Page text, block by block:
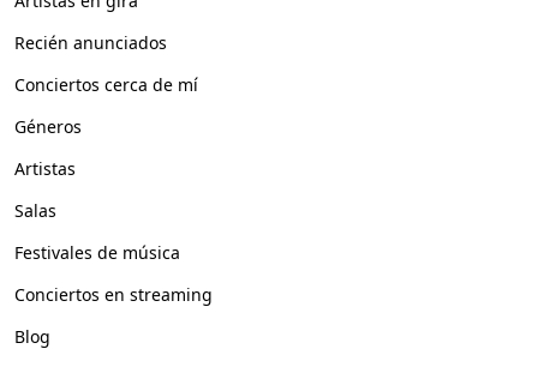
Recién anunciados
Conciertos cerca de mí
Géneros
Artistas
Salas
Festivales de música
Conciertos en streaming
Blog